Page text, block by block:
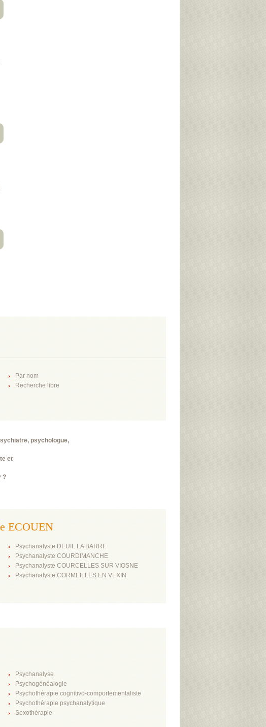
Par nom
Recherche libre
psychologue,
et
?
ECOUEN
Psychanalyste DEUIL LA BARRE
Psychanalyste COURDIMANCHE
Psychanalyste COURCELLES SUR VIOSNE
Psychanalyste CORMEILLES EN VEXIN
Psychanalyse
Psychogénéalogie
Psychothérapie cognitivo-comportementaliste
Psychothérapie psychanalytique
Sexothérapie